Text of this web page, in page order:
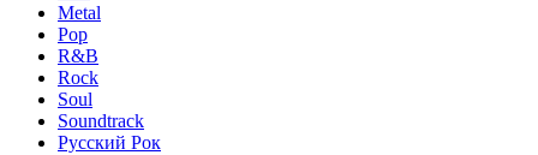
Metal
Pop
R&B
Rock
Soul
Soundtrack
Русский Рок